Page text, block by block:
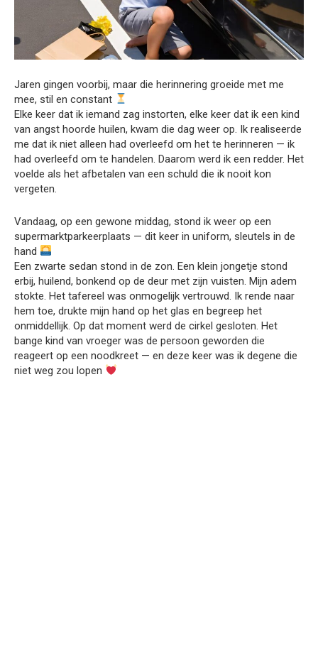
Jaren gingen voorbij, maar die herinnering groeide met me
mee, stil en constant
Elke keer dat ik iemand zag instorten, elke keer dat ik een kind
van angst hoorde huilen, kwam die dag weer op. Ik realiseerde
me dat ik niet alleen had overleefd om het te herinneren — ik
had overleefd om te handelen. Daarom werd ik een redder. Het
voelde als het afbetalen van een schuld die ik nooit kon
vergeten.
Vandaag, op een gewone middag, stond ik weer op een
supermarktparkeerplaats — dit keer in uniform, sleutels in de
hand
Een zwarte sedan stond in de zon. Een klein jongetje stond
erbij, huilend, bonkend op de deur met zijn vuisten. Mijn adem
stokte. Het tafereel was onmogelijk vertrouwd. Ik rende naar
hem toe, drukte mijn hand op het glas en begreep het
onmiddellijk. Op dat moment werd de cirkel gesloten. Het
bange kind van vroeger was de persoon geworden die
reageert op een noodkreet — en deze keer was ik degene die
niet weg zou lopen